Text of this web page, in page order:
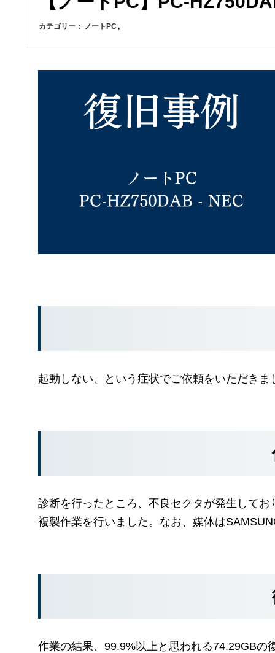
カテゴリー ノートPC
起動しない、という症状でご依頼をいただきま
診断を行ったところ、不良セクタが発生して
複製作業を行いました。なお、媒体は
作業の結果、99.9%以上と思われる74.29GBの